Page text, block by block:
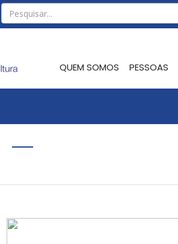
QUEM SOMOS PESSOAS